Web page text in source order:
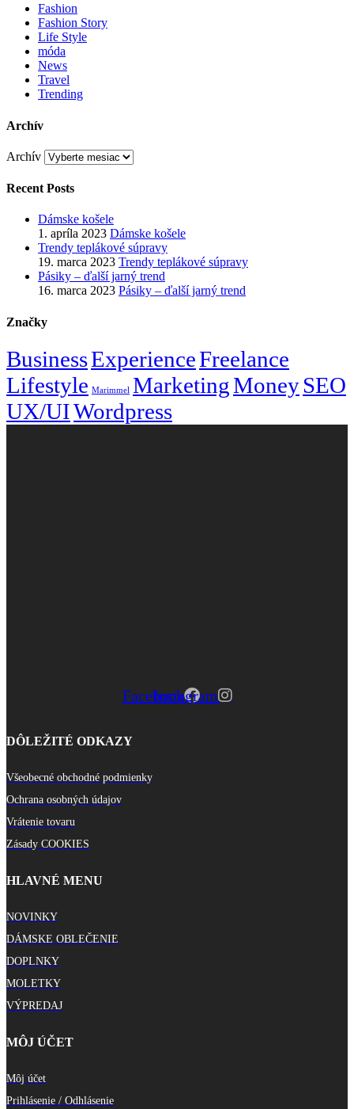
Fashion
Fashion Story
Life Style
móda
News
Travel
Trending
Archív
Archív
Recent Posts
Dámske košele
1. apríla 2023 Dámske košele
Trendy teplákové súpravy
19. marca 2023 Trendy teplákové súpravy
Pásiky – ďalší jarný trend
16. marca 2023 Pásiky – ďalší jarný trend
Značky
BusinessExperienceFreelance
Lifestyle Marimmel MarketingMoneySEO
UX/UIWordpress
FacebookInstagram
DÔLEŽITÉ ODKAZY
Všeobecné obchodné podmienky
Ochrana osobných údajov
Vrátenie tovaru
Zásady COOKIES
HLAVNÉ MENU
NOVINKY
DÁMSKE OBLEČENIE
DOPLNKY
MOLETKY
VÝPREDAJ
MÔJ ÚČET
Môj účet
Prihlásenie / Odhlásenie